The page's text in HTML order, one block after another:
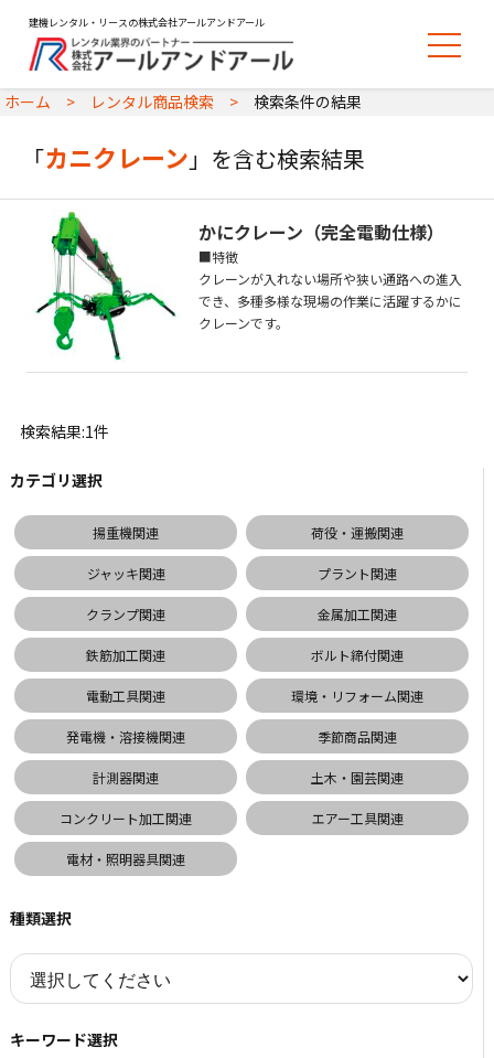
建機レンタル・リースの株式会社アールアンドアール
ホーム レンタル商品検索 検索条件の結果
「カニクレーン 」を含む検索結果
カテゴリ選択
揚重機関連 荷役・運搬関連
ジャッキ関連 プラント関連
クランプ関連 金属加工関連
鉄筋加工関連 ボルト締付関連
電動工具関連 環境・リフォーム関連
発電機・溶接機関連 季節商品関連
計測器関連 土木・園芸関連
コンクリート加工関連 エアー工具関連
電材・照明器具関連
種類選択
キーワード選択
かにクレーン（完全電動仕様）
■特徴
クレーンが入れない場所や狭い通路への進入
でき、多種多様な現場の作業に活躍するかに
クレーンです。
検索結果:1件